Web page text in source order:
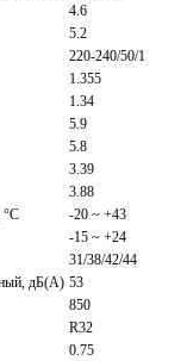
4.6
5.2
220-240/50/1
1.355
1.34
5.9
5.8
3.39
3.88
°С
-20 ~ +43
-15 ~ +24
31/38/42/44
дБ(А) 53
850
R32
0.75